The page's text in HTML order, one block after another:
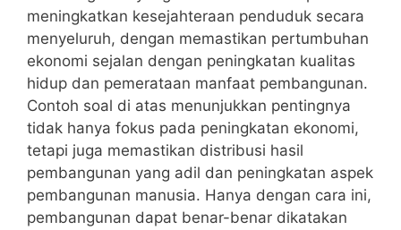
meningkatkan kesejahteraan penduduk secara
menyeluruh, dengan memastikan pertumbuhan
ekonomi sejalan dengan peningkatan kualitas
hidup dan pemerataan manfaat pembangunan.
Contoh soal di atas menunjukkan pentingnya
tidak hanya fokus pada peningkatan ekonomi,
tetapi juga memastikan distribusi hasil
pembangunan yang adil dan peningkatan aspek
pembangunan manusia. Hanya dengan cara ini,
pembangunan dapat benar-benar dikatakan